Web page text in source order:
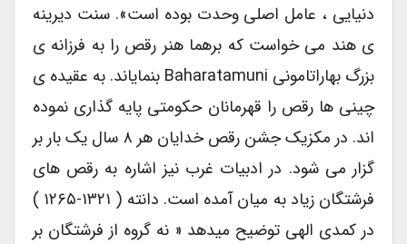
دنیایی ، عامل اصلی وحدت بوده است». سنت دیرینه
ی هند می خواست که برهما هنر رقص را به فرزانه ی
بزرگ بهاراتامونی Baharatamuni بنمایاند. به عقیده ی
چینی ها رقص را قهرمانان حکومتی پایه گذاری نموده
اند. در مکزیک جشن رقص خدایان هر ۸ سال یک بار بر
گزار می شود. در ادبیات غرب نیز اشاره به رقص های
فرشتگان زیاد به میان آمده است. دانته ( ۱۳۲۱-۱۲۶۵ )
در کمدی الهی توضیح میدهد « نه گروه از فرشتگان بر